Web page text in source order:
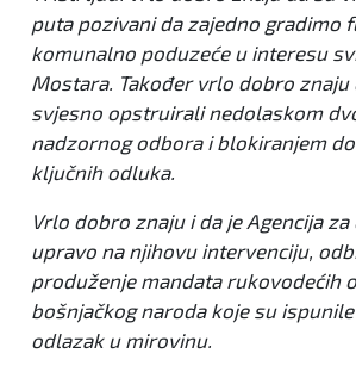
puta pozivani da zajedno gradimo
komunalno poduzeće u interesu
Mostara. Također vrlo dobro znaju
svjesno opstruirali nedolaskom
nadzornog odbora i blokiranjem
ključnih odluka.
Vrlo dobro znaju i da je Agencija
upravo na njihovu intervenciju,
produženje mandata rukovodećih
bošnjačkog naroda koje su
odlazak u mirovinu.